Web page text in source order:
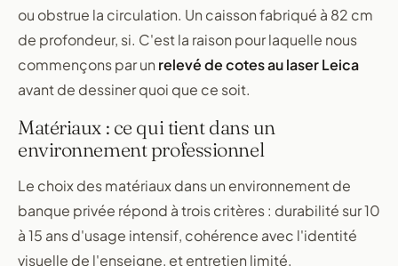
ou obstrue la circulation. Un caisson fabriqué à 82 cm
de profondeur, si. C'est la raison pour laquelle nous
commençons par un relevé de cotes au laser Leica
avant de dessiner quoi que ce soit.
Matériaux : ce qui tient dans un
environnement professionnel
Le choix des matériaux dans un environnement de
banque privée répond à trois critères : durabilité sur 10
à 15 ans d'usage intensif, cohérence avec l'identité
visuelle de l'enseigne, et entretien limité.